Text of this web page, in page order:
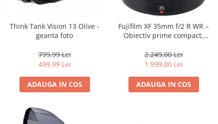
Think Tank Vision 13 Olive -
geanta foto
799,99 Lei
499,99 Lei
ADAUGA IN COS
Fujifilm XF 35mm f/2 R WR –
Obiectiv prime compact,
intemperii pentru fotografie
de zi cu zi
2.249,00 Lei
1.999,00 Lei
ADAUGA IN COS